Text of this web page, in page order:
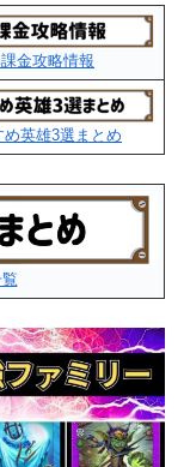
金攻略情報
め英雄3選まとめ